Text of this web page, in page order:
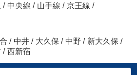
/ 中央線 / 山手線 / 京王線 /
/ 中井 / 大久保 / 中野 / 新大久保 /
/ 西新宿